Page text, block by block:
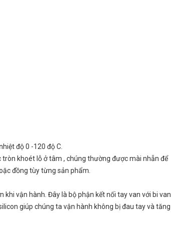
độ 0 -120 độ C.
tròn khoét lỗ ở tâm , chúng thường được mài nhẵn để
đồng tùy từng sản phẩm.
vận hành. Đây là bộ phận kết nối tay van với bi van
giúp chúng ta vận hành không bị đau tay và tăng